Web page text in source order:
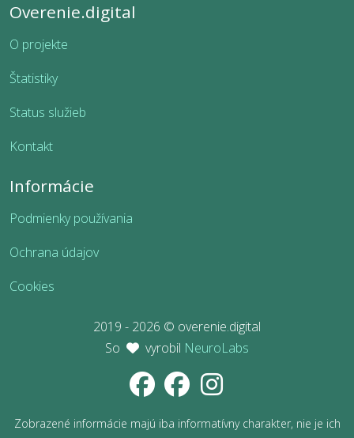
Overenie.digital
O projekte
Štatistiky
Status služieb
Kontakt
Informácie
Podmienky používania
Ochrana údajov
Cookies
2019 - 2026 © overenie.digital
So
vyrobil NeuroLabs
Zobrazené informácie majú iba informatívny charakter, nie je ich